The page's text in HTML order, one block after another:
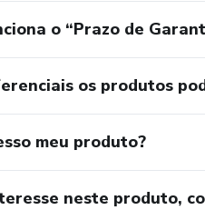
o “Prazo de
os produtos
meu produto?
neste produto,